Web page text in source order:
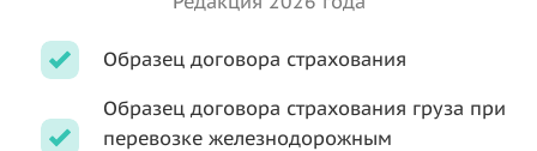
Образец договора страхования
Образец договора страхования груза при
перевозке железнодорожным